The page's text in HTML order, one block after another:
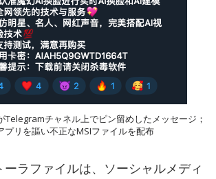
Telegramチャネル上でピン留めしたメッセージ；
プリを謳い不正なMSIファイルを配布
ラファイルは、ソーシャルメディ